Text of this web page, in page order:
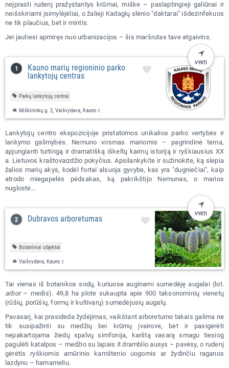
neįprasti rudenį pražystantys krūmai, miške – paslaptingieji galiūnai ir
neišskiriami įsimylėjėliai, o žalieji Kadagių slėnio "daktarai" išdezinfekuos
ne tik plaučius, bet ir mintis.
Jei jautiesi apmiręs nuo urbanizacijos – šis maršrutas tave atgaivins.
Kauno marių regioninio parko
lankytojų centras
Parkų lankytojų centrai
Miškininkų g. 2, Vaišvydava, Kauno r.
VYKTI
Lankytojų centro ekspozicijoje pristatomos unikalios parko vertybės ir
lankymo galimybės. Nemuno virsmas mariomis – pagrindinė tema,
apjungianti turtingą ir dramatišką iškeltų kaimų istoriją ir ryškiausius XX
a. Lietuvos kraštovaizdžio pokyčius. Apsilankykite ir sužinokite, ką slepia
žalios marių akys, kodėl fortai alsuoja gyvybe, kas yra "dugniečiai", kaip
atrodo miegapelės pėdsakas, ką pakrikštijo Nemunas, o marios
nuglostė...
Dubravos arboretumas
Botaniniai objektai
Vaišvydava, Kauno r.
VYKTI
Tai vienas iš botanikos sodų, kuriuose auginami sumedėję augalai (lot.
arbor– medis). 49,8 ha plote sukaupta apie 900 taksonominių vienetų
(rūšių, porūšių, formų ir kultivarų) sumedėjusių augalų.
Pavasarį, kai prasideda žydėjimas, vaikštant arboretumo takais galima ne
tik susipažinti su medžių bei krūmų įvairove, bet ir pasigėrėti
nepakartojama žiedų spalvų simfonija, karštą vasarą smagu tiesiog
pagulėti katalpos – medžio su lapais it dramblio ausys – pavėsy, o rudenį
gėrėtis ryškiomis amūrinio kamštenio uogomis ar žydinčiu raganos
lazdynu – hamameliu.